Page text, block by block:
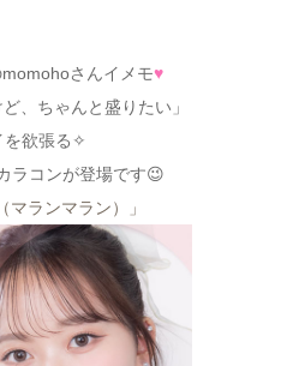
さんイメモ♥
、ちゃんと盛りたい」
を欲張る✧
ラコンが登場です😉
マランマラン）」